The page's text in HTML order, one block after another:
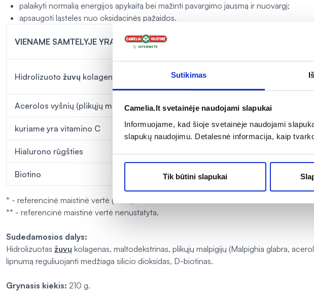
Sutikimas
Camelia.lt svetainėje naudojami slapukai
Informuojame, kad šioje svetainėje naudojami
slapukų naudojimu. Detalesnė informacija, kaip
Tik būtini slapukai
palaikyti normalią energijos apykaitą bei mažinti pavargimo jausmą ir nuovargį;
apsaugoti ląsteles nuo oksidacinės pažaidos.
VIENAME SAMTELYJE YRA:
Hidrolizuoto žuvų kolageno „Peptan F 2000 LD”
Acerolos vyšnių (plikųjų malpigijų) ekstrakto,
kuriame yra vitamino C 80 mg
Hialurono rūgšties 50 mg
Biotino 1000 µg
* - referencinė maistinė vertė (RMV);
** - referencinė maistinė vertė nenustatyta.
Sudedamosios dalys:
Hidrolizuotas žuvų kolagenas, maltodekstrinas, plikųjų malpigijų (Malpighia glabra,
lipnumą reguliuojanti medžiaga silicio dioksidas, D-biotinas.
Grynasis kiekis: 210 g.